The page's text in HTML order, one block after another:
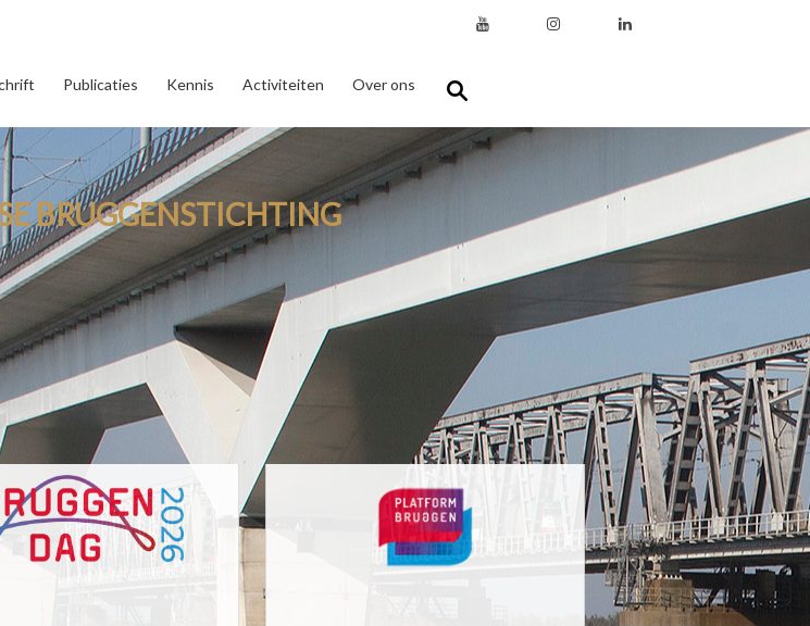
Publicaties Kennis Activiteiten Over ons
BRUGGENSTICHTING